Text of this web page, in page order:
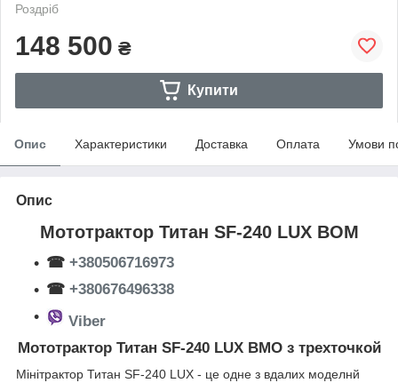
Роздріб
148 500 ₴
Купити
Опис Характеристики Доставка Оплата Умови
Опис
Мототрактор Титан SF-240 LUX ВОМ
☎ +380506716973
☎ +380676496338
Viber
Мототрактор Титан SF-240 LUX ВМО з трехточкой
Мінітрактор Титан SF-240 LUX - це одне з вдалих моделнй